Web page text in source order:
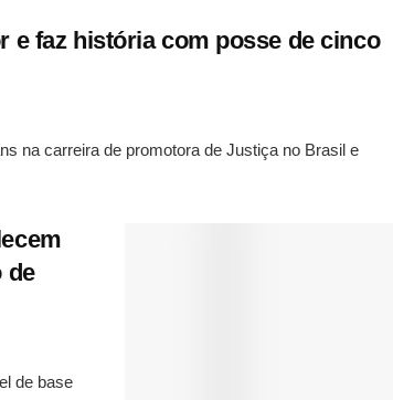
e faz história com posse de cinco
na carreira de promotora de Justiça no Brasil e
de
de base